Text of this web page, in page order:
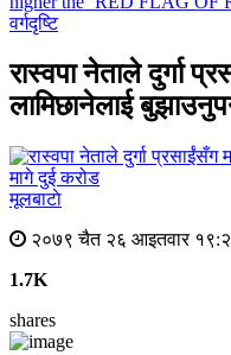
वर्गदृष्टि
रास्वपा नेताले दुर्गा
लामिछानेलाई
मूलबाटाे
२०७९ चैत २६ आइतवार
1.7K
shares